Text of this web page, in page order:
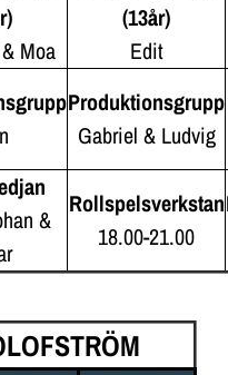
Moa
(13år)
Edit
Produktionsgrupp
Gabriel & Ludvig
&
Rollspelsverkstan
18.00-21.00